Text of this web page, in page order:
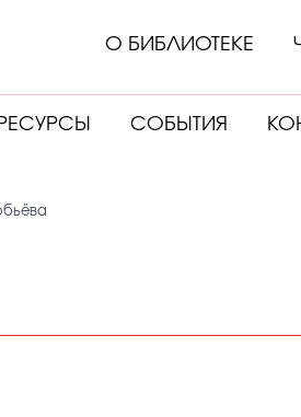
О БИБЛИОТЕКЕ
СОБЫТИЯ